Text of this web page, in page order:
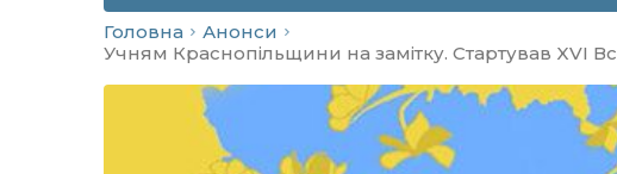
Головна
Анонси
Учням Краснопільщини на замітку. Стартував